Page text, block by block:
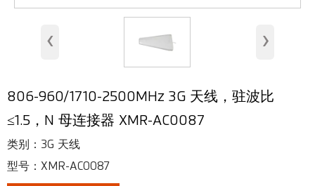
安全天线
射频连接器
‹ ›
806-960/1710-2500MHz 3G 天线，驻波比
≤1.5，N 母连接器 XMR-AC0087
类别：3G 天线
型号：XMR-AC0087